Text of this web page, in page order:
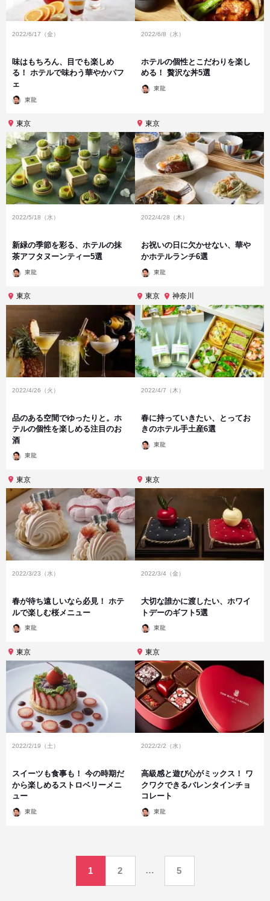
2022/6/17（金）
味はもちろん、目でも楽しめ
る！ ホテルで味わう華やかパフ
ェ
投
稿
東龍
2022/6/8（水）
ホテルの個性とこだわりを楽し
める！ 贅沢な丼5選
投
稿
東龍
東京
2022/5/18（水）
新緑の季節を彩る、ホテルの抹
茶アフタヌーンティー5選
投
稿
東龍
東京
2022/4/28（木）
お祝いの日に欠かせない、華や
かホテルランチ6選
投
稿
東龍
東京
2022/4/26（火）
品のある空間でゆったりと。ホ
テルの個性を楽しめる注目のお
酒
投
稿
東龍
東京 神奈川
2022/4/7（木）
春に持っていきたい、とってお
きのホテル手土産6選
投
稿
東龍
東京
2022/3/23（水）
春が待ち遠しいなら必見！ ホテ
ルで楽しむ桜メニュー
投
稿
東龍
東京
2022/3/4（金）
大切な誰かに渡したい、ホワイ
トデーのギフト5選
投
稿
東龍
東京
2022/2/19（土）
スイーツも食事も！ 今の時期だ
から楽しめるストロベリーメニ
ュー
投
稿
東龍
東京
2022/2/2（水）
高級感と遊び心がミックス！ ワ
クワクできるバレンタインチョ
コレート
投
稿
東龍
1 2 … 5